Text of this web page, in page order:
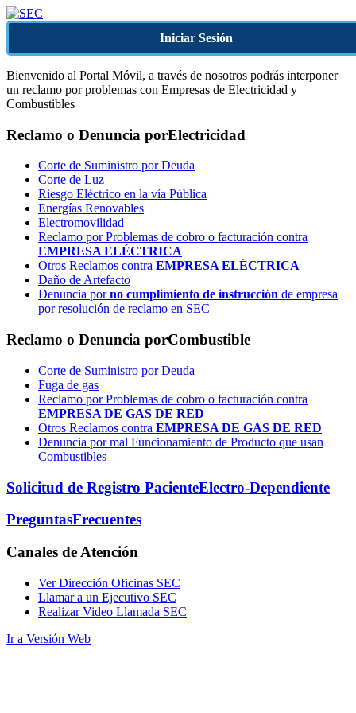
Iniciar Sesión
Bienvenido al Portal Móvil, a través de nosotros podrás interponer
un reclamo por problemas con Empresas de Electricidad y
Combustibles
Reclamo o Denuncia porElectricidad
Corte de Suministro por Deuda
Corte de Luz
Riesgo Eléctrico en la vía Pública
Energías Renovables
Electromovilidad
Reclamo por Problemas de cobro o facturación contra
EMPRESA ELÉCTRICA
Otros Reclamos contra EMPRESA ELÉCTRICA
Daño de Artefacto
Denuncia porno cumplimiento de instrucción de empresa
por resolución de reclamo en SEC
Reclamo o Denuncia porCombustible
Corte de Suministro por Deuda
Fuga de gas
Reclamo por Problemas de cobro o facturación contra
EMPRESA DE GAS DE RED
Otros Reclamos contra EMPRESA DE GAS DE RED
Denuncia por mal Funcionamiento de Producto que usan
Combustibles
Solicitud de Registro PacienteElectro-Dependiente
PreguntasFrecuentes
Canales de Atención
Ver Dirección Oficinas SEC
Llamar a un Ejecutivo SEC
Realizar Video Llamada SEC
Ir a Versión Web